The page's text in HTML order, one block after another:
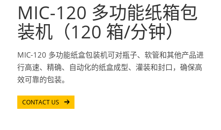
MIC-120 多功能纸箱包
装机（120 箱/分钟）
MIC-120 多功能纸盒包装机可对瓶子、软管和其他产品进
行高速、精确、自动化的纸盒成型、灌装和封口，确保高
效可靠的包装。
CONTACT US